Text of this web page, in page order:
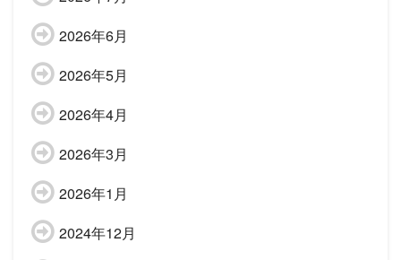
2026年6月
2026年5月
2026年4月
2026年3月
2026年1月
2024年12月